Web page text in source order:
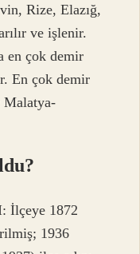
Rize, Elazığ,
ve işlenir.
en çok demir
En çok demir
İlçeye 1872
1936